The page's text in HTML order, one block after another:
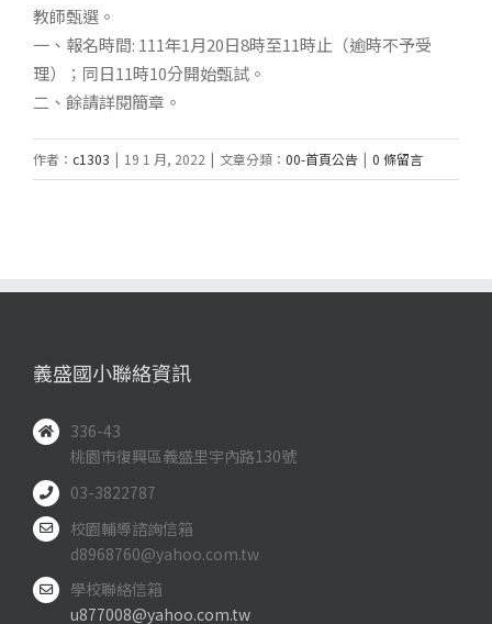
教師甄選。
一、報名時間: 111年1月20日8時至11時止（逾時不予受
理）；同日11時10分開始甄試。
二、餘請詳閱簡章。
作者： c1303 | 19 1 月, 2022 | 文章分類： 00-首頁公告 | 0 條留言
義盛國小聯絡資訊
336-43
桃園市復興區義盛里宇內路130號
03-3822787
校園輔導諮詢信箱
d8968760@yahoo.com.tw
學校聯絡信箱
u877008@yahoo.com.tw